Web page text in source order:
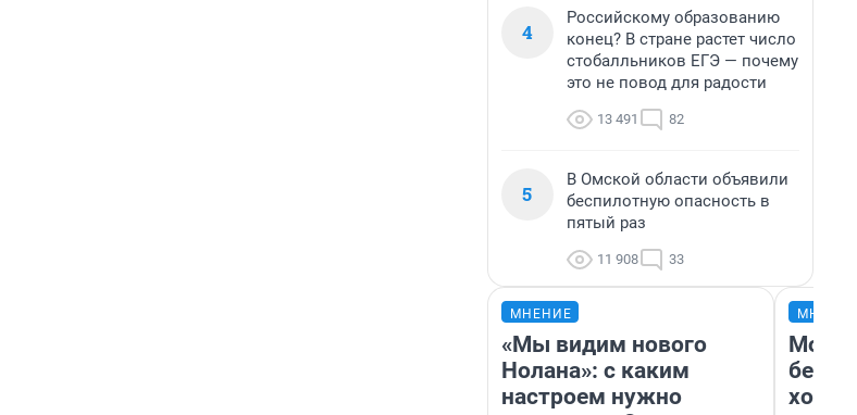
4
Российскому образованию
конец? В стране растет число
стобалльников ЕГЭ — почему
это не повод для радости
13 491 82
5
В Омской области объявили
беспилотную опасность в
пятый раз
11 908 33
МНЕНИЕ
«Мы видим нового
Нолана»: с каким
настроем нужно
Мой